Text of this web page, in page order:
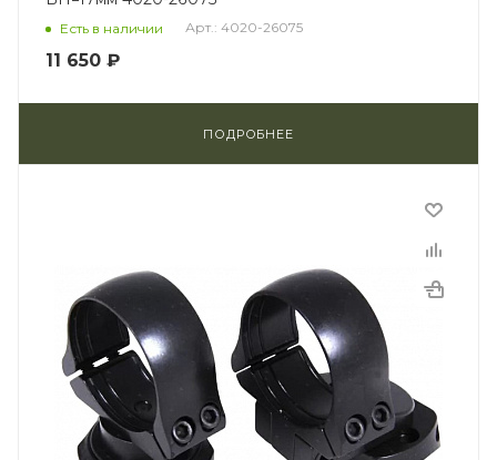
Есть в наличии Арт.: 4020-26075
11 650 ₽
ПОДРОБНЕЕ